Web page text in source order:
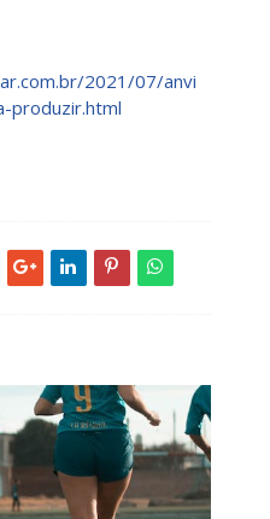
2021/07/anvi
produzir.html